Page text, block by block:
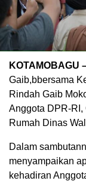
KOTAMOBAGU
Gaib,bbersama
Rindah Gaib
Anggota DPR-
Rumah Dinas
Dalam
menyampaikan
kehadiran